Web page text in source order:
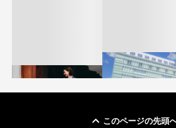
このページの先頭